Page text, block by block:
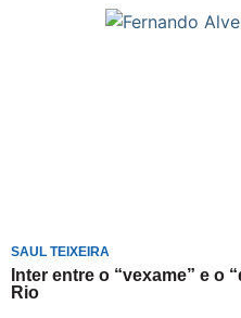
SAUL TEIXEIRA
Inter entre o “vexame” e o
Rio